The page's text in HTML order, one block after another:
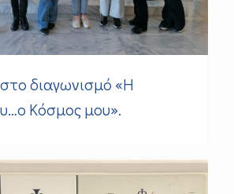
διαγωνισμό «Η
Κόσμος μου».